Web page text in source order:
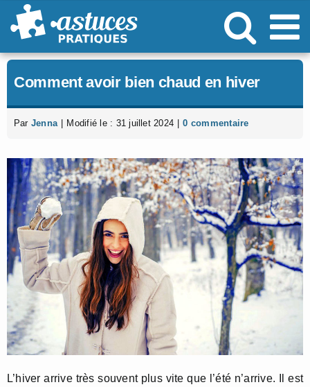
Passer
au
Comment avoir bien chaud en hiver
Par Jenna Modifié le : 31 juillet 2024 0 commentaire
L’hiver arrive très souvent plus vite que l’été n’arrive. Il est